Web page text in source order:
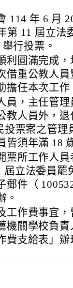
114 年 6 月
第 11 屆立法
行投票。
利圓滿完成
借重公教人
擔任本次工作
員，主任管理
教人員外，
投票案之管理
皆須年滿 18
票所工作人員
屆立法委員罷
郵件（
。
工作費事宜
機關學校負
費支給表」辦